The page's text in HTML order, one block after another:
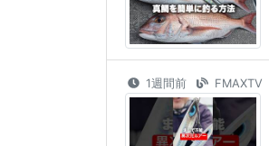
1週間前 FMAXTV